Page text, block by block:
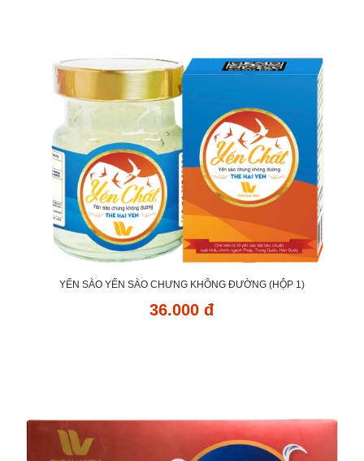
YẾN SÀO YẾN SÀO CHƯNG KHÔNG ĐƯỜNG (HỘP 1)
36.000 đ